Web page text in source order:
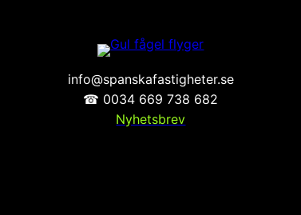
info@spanskafastigheter.se
☎ 0034 669 738 682
Nyhetsbrev